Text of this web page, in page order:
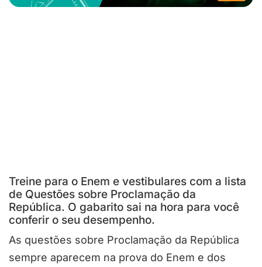
Treine para o Enem e vestibulares com a lista
de Questões sobre Proclamação da
República. O gabarito sai na hora para você
conferir o seu desempenho.
As questões sobre Proclamação da República
sempre aparecem na prova do Enem e dos